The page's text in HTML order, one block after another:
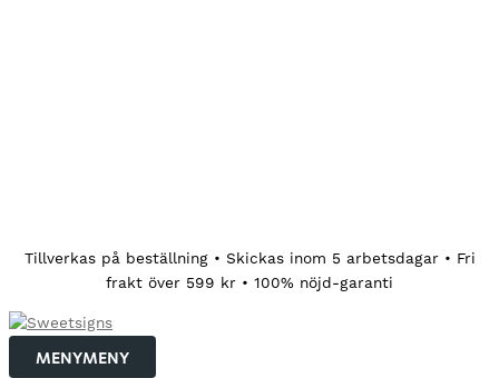
Tillverkas på beställning • Skickas inom 5 arbetsdagar • Fri
frakt över 599 kr • 100% nöjd-garanti
MENYMENY